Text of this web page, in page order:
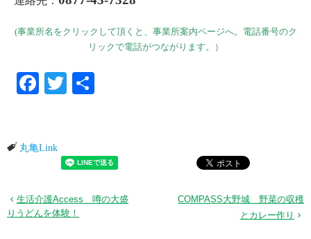
(事業所名をクリックして頂くと、事業所案内ページへ。電話番号のク
リックで電話がつながります。）
FacebookTwitter
丸亀Link
生活介護Access 噂の大盛
りうどんを体験！
COMPASS大野城 野菜の収穫
とカレー作り